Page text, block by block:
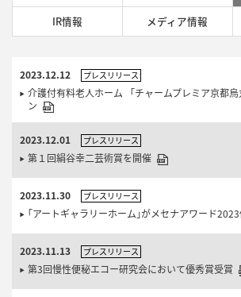
IR情報
メディア情報
2023.12.12 プレスリリース
介護付有料老人ホーム 「チャームプレミア京都
ン
2023.12.01 プレスリリース
第１回絹谷幸二芸術賞を開催
2023.11.30 プレスリリース
｢アートギャラリーホーム｣がメセナアワード
2023.11.13 プレスリリース
第3回慢性便秘エコー研究会において優秀賞受賞